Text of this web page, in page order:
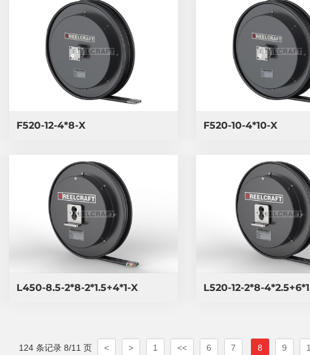
F520-12-4*8-X F520-10-4*10-X
L450-8.5-2*8-2*1.5+4*1-X L520-12-2*8-
124 条记录 8/11 页 < > 1 << 6 7 8 9